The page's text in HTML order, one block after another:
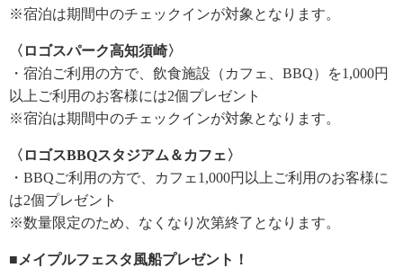
※宿泊は期間中のチェックインが対象となります。
〈ロゴスパーク高知須崎〉
・宿泊ご利用の方で、飲食施設（カフェ、BBQ）を1,000円
以上ご利用のお客様には2個プレゼント
※宿泊は期間中のチェックインが対象となります。
〈ロゴスBBQスタジアム＆カフェ〉
・BBQご利用の方で、カフェ1,000円以上ご利用のお客様に
は2個プレゼント
※数量限定のため、なくなり次第終了となります。
■メイプルフェスタ風船プレゼント！